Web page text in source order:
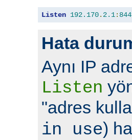
Listen 192.170. 2.1:
Hata
Aynı IP
Listen
"adres
in use)